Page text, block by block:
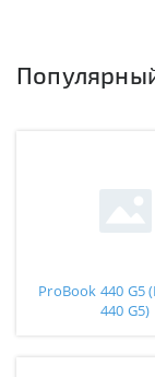
ProBook 440 G5
440 G5)